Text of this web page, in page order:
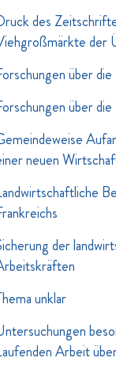
des
der
über
über
neuen
der
unklar
Arbeit